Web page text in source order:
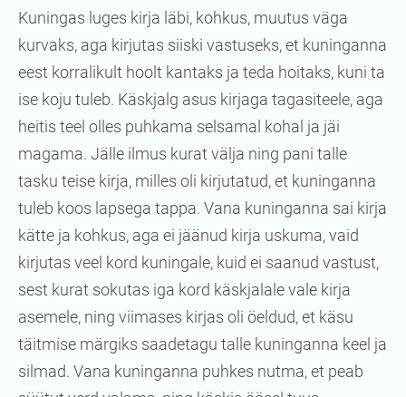
Kuningas luges kirja läbi, kohkus, muutus väga
kurvaks, aga kirjutas siiski vastuseks, et kuninganna
eest korralikult hoolt kantaks ja teda hoitaks, kuni ta
ise koju tuleb. Käskjalg asus kirjaga tagasiteele, aga
heitis teel olles puhkama selsamal kohal ja jäi
magama. Jälle ilmus kurat välja ning pani talle
tasku teise kirja, milles oli kirjutatud, et kuninganna
tuleb koos lapsega tappa. Vana kuninganna sai kirja
kätte ja kohkus, aga ei jäänud kirja uskuma, vaid
kirjutas veel kord kuningale, kuid ei saanud vastust,
sest kurat sokutas iga kord käskjalale vale kirja
asemele, ning viimases kirjas oli öeldud, et käsu
täitmise märgiks saadetagu talle kuninganna keel ja
silmad. Vana kuninganna puhkes nutma, et peab